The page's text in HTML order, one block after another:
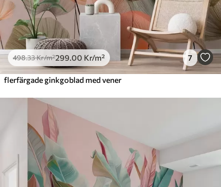
498.33Kr/m²299 .00 Kr/m² 7
flerfärgade ginkgoblad med vener